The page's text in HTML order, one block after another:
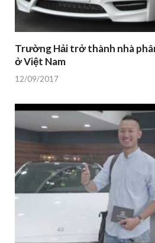
Trường Hải trở thành nhà
ở Việt Nam
12/09/2017